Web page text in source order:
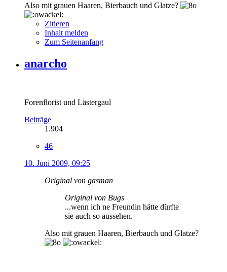
Also mit grauen Haaren, Bierbauch und Glatze?
Zitieren
Inhalt melden
Zum Seitenanfang
anarcho
Forenflorist und Lästergaul
Beiträge
1.904
46
10. Juni 2009, 09:25
Original von gasman
Original von Bugs
...wenn ich ne Freundin hätte dürfte
sie auch so aussehen.
Also mit grauen Haaren, Bierbauch und Glatze?